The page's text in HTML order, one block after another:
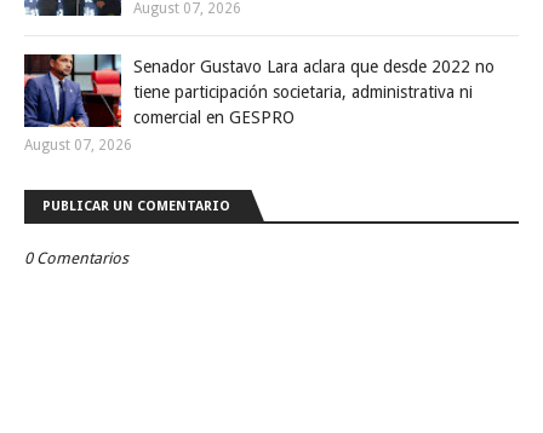
August 07, 2026
Senador Gustavo Lara aclara que desde 2022 no
tiene participación societaria, administrativa ni
comercial en GESPRO
August 07, 2026
PUBLICAR UN COMENTARIO
0 Comentarios